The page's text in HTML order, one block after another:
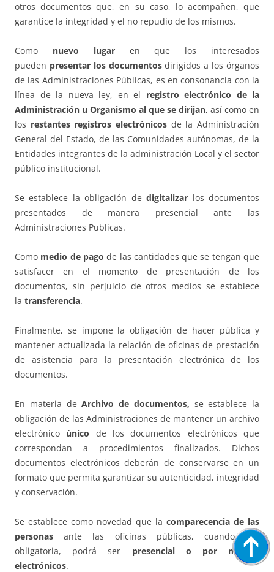
otros documentos que, en su caso, lo acompañen, que
garantice la integridad y el no repudio de los mismos.
Como nuevo lugaren que los interesados
pueden presentar los documentosdirigidos a los órganos
de las Administraciones Públicas, es en consonancia con la
línea de la nueva ley, en el registro electrónico de la
Administración u Organismo al que se dirijan, así como en
los restantes registros electrónicos de la Administración
General del Estado, de las Comunidades autónomas, de la
Entidades integrantes de la administración Local y el sector
público institucional.
Se establece la obligación dedigitalizar los documentos
presentados de manera presencial ante las
Administraciones Publicas.
Como medio de pagode las cantidades que se tengan que
satisfacer en el momento de presentación de los
documentos, sin perjuicio de otros medios se establece
la transferencia.
Finalmente, se impone la obligación de hacer pública y
mantener actualizada la relación de oficinas de prestación
de asistencia para la presentación electrónica de los
documentos.
En materia deArchivo de documentos, se establece la
obligación de las Administraciones de mantener un archivo
electrónico único de los documentos electrónicos que
correspondan a procedimientos finalizados. Dichos
documentos electrónicos deberán de conservarse en un
formato que permita garantizar su autenticidad, integridad
y conservación.
Se establece como novedad que la comparecencia de las
personas ante las oficinas públicas, cuando sea
obligatoria, podrá ser presencial o por medios
electrónicos.